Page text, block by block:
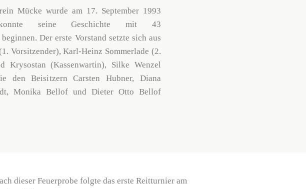
Mücke wurde am 17. September 1993
seine Geschichte mit 43
Der erste Vorstand setzte sich aus
Vorsitzender), Karl-Heinz Sommerlade (2.
Krysostan (Kassenwartin), Silke Wenzel
den Beisitzern Carsten Hubner, Diana
Monika Bellof und Dieter Otto Bellof
dieser Feuerprobe folgte das erste Reitturnier am